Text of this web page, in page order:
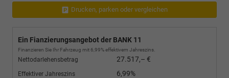
Drucken, parken oder vergleichen
Ein Fianzierungsangebot der BANK 11
Finanzieren Sie Ihr Fahrzeug mit 6,99% effektivem Jahreszins.
Nettodarlehensbetrag 27.517,– €
Effektiver Jahreszins 6,99%